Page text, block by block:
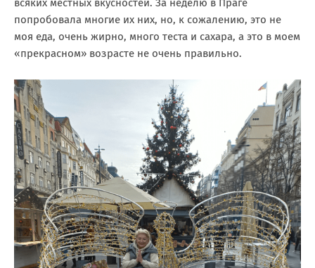
всяких местных вкусностей. За неделю в Праге
попробовала многие их них, но, к сожалению, это не
моя еда, очень жирно, много теста и сахара, а это в моем
«прекрасном» возрасте не очень правильно.